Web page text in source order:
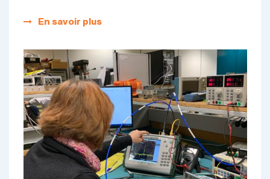
En savoir plus